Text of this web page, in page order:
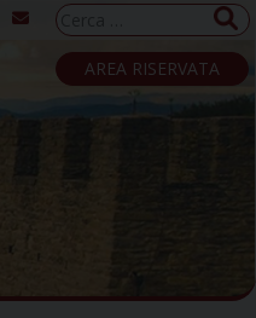
Ricerca
per:
AREA RISERVATA